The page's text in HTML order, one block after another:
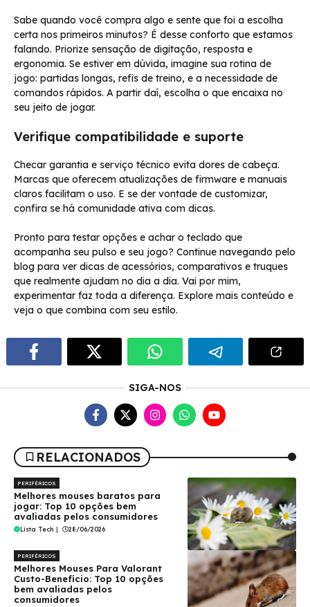
Sabe quando você compra algo e sente que foi a escolha
certa nos primeiros minutos? É desse conforto que estamos
falando. Priorize sensação de digitação, resposta e
ergonomia. Se estiver em dúvida, imagine sua rotina de
jogo: partidas longas, refis de treino, e a necessidade de
comandos rápidos. A partir daí, escolha o que encaixa no
seu jeito de jogar.
Verifique compatibilidade e suporte
Checar garantia e serviço técnico evita dores de cabeça.
Marcas que oferecem atualizações de firmware e manuais
claros facilitam o uso. E se der vontade de customizar,
confira se há comunidade ativa com dicas.
Pronto para testar opções e achar o teclado que
acompanha seu pulso e seu jogo? Continue navegando pelo
blog para ver dicas de acessórios, comparativos e truques
que realmente ajudam no dia a dia. Vai por mim,
experimentar faz toda a diferença. Explore mais conteúdo e
veja o que combina com seu estilo.
SIGA-NOS
RELACIONADOS
PERIFÉRICOS
Melhores mouses baratos para
jogar: Top 10 opções bem
avaliadas pelos consumidores
Lista Tech | 28/06/2026
PERIFÉRICOS
Melhores Mouses Para Valorant
Custo-Benefício: Top 10 opções
bem avaliadas pelos
consumidores